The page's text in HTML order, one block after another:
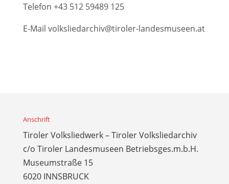
Telefon +43 512 59489 125
E-Mail volksliedarchiv@tiroler-landesmuseen.at
Anschrift
Tiroler Volksliedwerk – Tiroler Volksliedarchiv
c/o Tiroler Landesmuseen Betriebsges.m.b.H.
Museumstraße 15
6020 INNSBRUCK